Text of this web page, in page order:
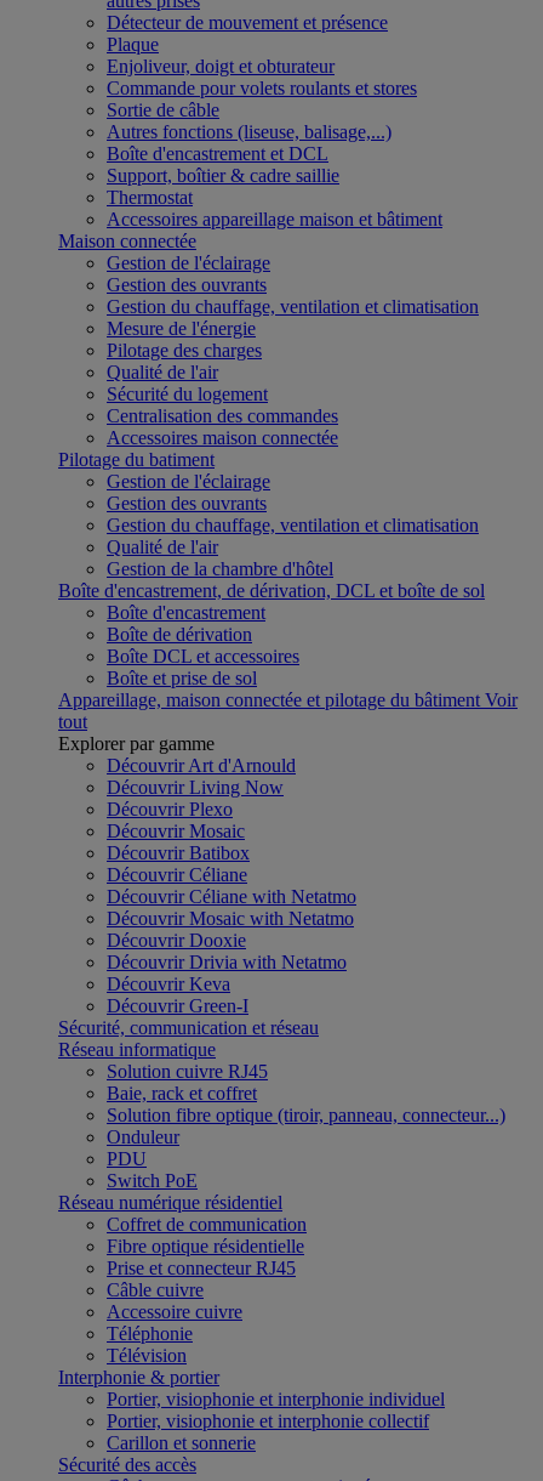
Détecteur de mouvement et présence
Plaque
Enjoliveur, doigt et obturateur
Commande pour volets roulants et stores
Sortie de câble
Autres fonctions (liseuse, balisage,...)
Boîte d'encastrement et DCL
Support, boîtier & cadre saillie
Thermostat
Accessoires appareillage maison et bâtiment
Maison connectée
Gestion de l'éclairage
Gestion des ouvrants
Gestion du chauffage, ventilation et climatisation
Mesure de l'énergie
Pilotage des charges
Qualité de l'air
Sécurité du logement
Centralisation des commandes
Accessoires maison connectée
Pilotage du batiment
Gestion de l'éclairage
Gestion des ouvrants
Gestion du chauffage, ventilation et climatisation
Qualité de l'air
Gestion de la chambre d'hôtel
Boîte d'encastrement, de dérivation, DCL et boîte de sol
Boîte d'encastrement
Boîte de dérivation
Boîte DCL et accessoires
Boîte et prise de sol
Appareillage, maison connectée et pilotage du bâtiment Voir
tout
Explorer par gamme
Découvrir Art d'Arnould
Découvrir Living Now
Découvrir Plexo
Découvrir Mosaic
Découvrir Batibox
Découvrir Céliane
Découvrir Céliane with Netatmo
Découvrir Mosaic with Netatmo
Découvrir Dooxie
Découvrir Drivia with Netatmo
Découvrir Keva
Découvrir Green-I
Sécurité, communication et réseau
Réseau informatique
Solution cuivre RJ45
Baie, rack et coffret
Solution fibre optique (tiroir, panneau, connecteur...)
Onduleur
PDU
Switch PoE
Réseau numérique résidentiel
Coffret de communication
Fibre optique résidentielle
Prise et connecteur RJ45
Câble cuivre
Accessoire cuivre
Téléphonie
Télévision
Interphonie & portier
Portier, visiophonie et interphonie individuel
Portier, visiophonie et interphonie collectif
Carillon et sonnerie
Sécurité des accès